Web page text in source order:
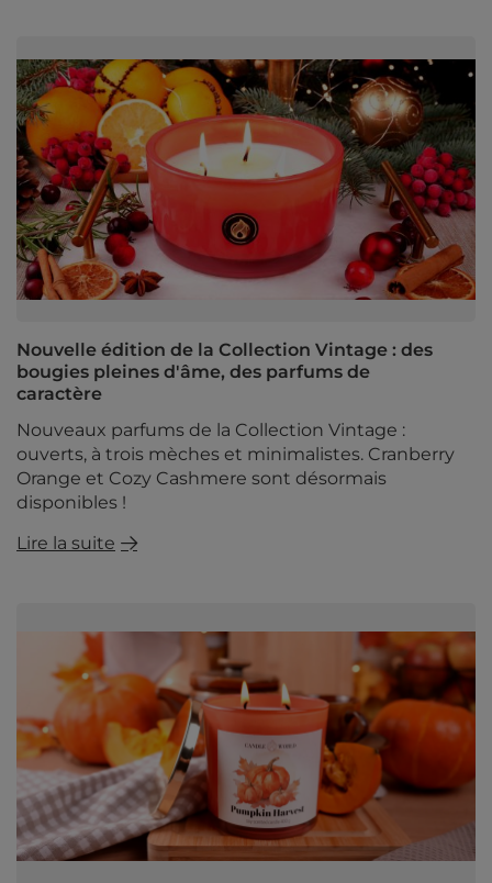
Nouvelle édition de la Collection Vintage : des
bougies pleines d'âme, des parfums de
caractère
Nouveaux parfums de la Collection Vintage :
ouverts, à trois mèches et minimalistes. Cranberry
Orange et Cozy Cashmere sont désormais
disponibles !
Lire la suite